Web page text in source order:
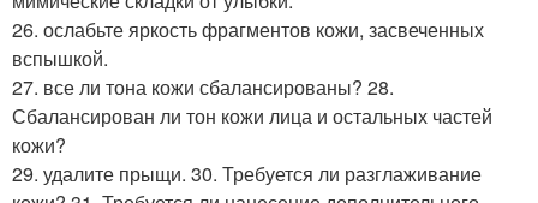
26. ослабьте яркость фрагментов кожи, засвеченных
вспышкой.
27. все ли тона кожи сбалансированы? 28.
Сбалансирован ли тон кожи лица и остальных частей
кожи?
29. удалите прыщи. 30. Требуется ли разглаживание